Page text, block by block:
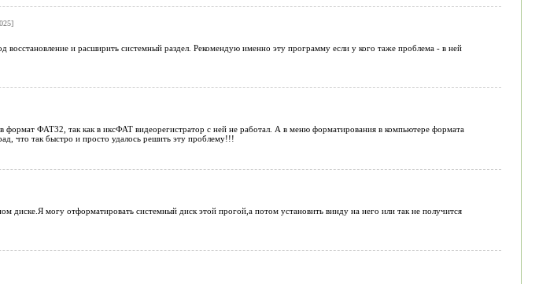
восстановление и расширить системный раздел. Рекомендую именно эту программу если у кого таже проблема - в ней
формат ФАТ32, так как в иксФАТ видеорегистратор с ней не работал. А в меню форматирования в компьютере формата
что так быстро и просто удалось решить эту проблему!!!
диске.Я могу отформатировать системный диск этой прогой,а потом установить винду на него или так не получится